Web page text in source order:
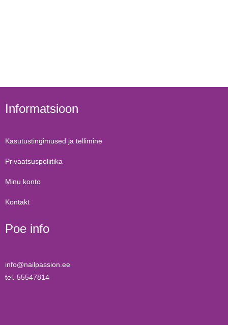
Informatsioon
Kasutustingimused ja tellimine
Privaatsuspoliitika
Minu konto
Kontakt
Poe info
info@nailpassion.ee
tel. 55547814